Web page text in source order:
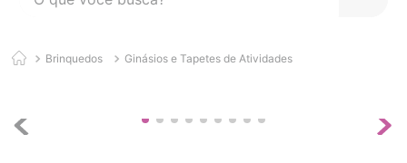
Brinquedos Ginásios e Tapetes de Atividades
1 º
carro